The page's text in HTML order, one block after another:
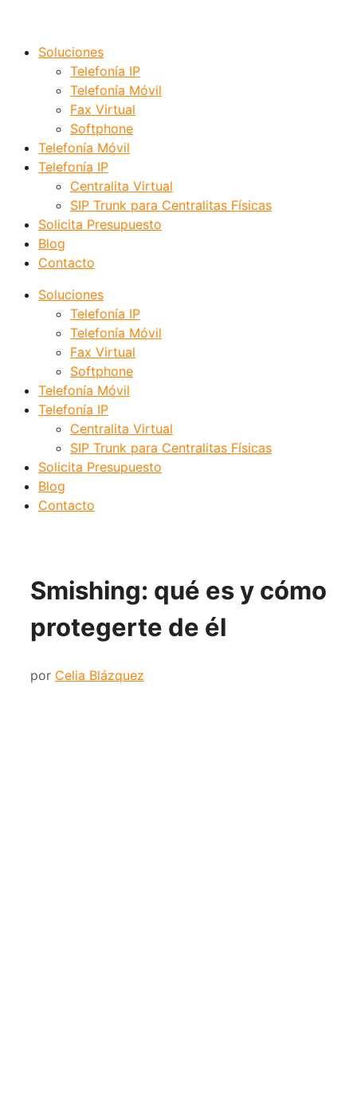
Soluciones
Telefonía IP
Telefonía Móvil
Fax Virtual
Softphone
Telefonía Móvil
Telefonía IP
Centralita Virtual
SIP Trunk para Centralitas Físicas
Solicita Presupuesto
Blog
Contacto
Soluciones
Telefonía IP
Telefonía Móvil
Fax Virtual
Softphone
Telefonía Móvil
Telefonía IP
Centralita Virtual
SIP Trunk para Centralitas Físicas
Solicita Presupuesto
Blog
Contacto
Smishing: qué es y cómo
protegerte de él
por Celia Blázquez